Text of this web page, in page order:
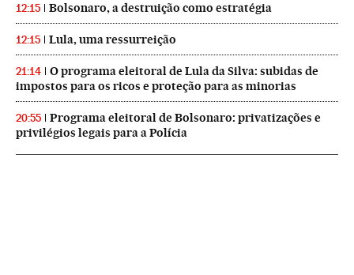
12:15 Bolsonaro, a destruição como estratégia
12:15 Lula, uma ressurreição
21:14
O programa eleitoral de Lula da Silva: subidas de
impostos para os ricos e proteção para as minorias
20:55
Programa eleitoral de Bolsonaro: privatizações e
privilégios legais para a Polícia